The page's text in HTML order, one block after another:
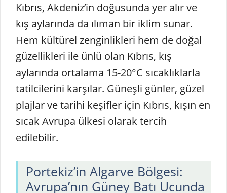
Kıbrıs, Akdeniz’in doğusunda yer alır ve
kış aylarında da ılıman bir iklim sunar.
Hem kültürel zenginlikleri hem de doğal
güzellikleri ile ünlü olan Kıbrıs, kış
aylarında ortalama 15-20°C sıcaklıklarla
tatilcilerini karşılar. Güneşli günler, güzel
plajlar ve tarihi keşifler için Kıbrıs, kışın en
sıcak Avrupa ülkesi olarak tercih
edilebilir.
Portekiz’in Algarve Bölgesi:
Avrupa’nın Güney Batı Ucunda